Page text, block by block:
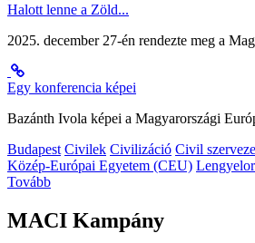
Halott lenne a Zöld...
2025. december 27-én rendezte meg a
Egy konferencia képei
Bazánth Ivola képei a Magyarországi
Budapest Civilek Civilizáció Civil
Közép-Európai Egyetem (CEU)
Tovább
MACI Kampány